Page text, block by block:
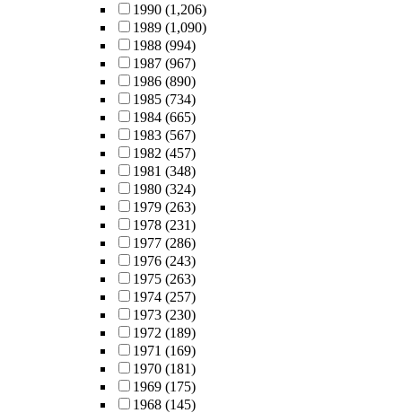
1990 (1,206)
1989 (1,090)
1988 (994)
1987 (967)
1986 (890)
1985 (734)
1984 (665)
1983 (567)
1982 (457)
1981 (348)
1980 (324)
1979 (263)
1978 (231)
1977 (286)
1976 (243)
1975 (263)
1974 (257)
1973 (230)
1972 (189)
1971 (169)
1970 (181)
1969 (175)
1968 (145)